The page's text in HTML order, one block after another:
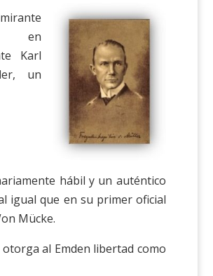
en
Karl
un
hábil y un auténtico
igual que en su primer oficial
Mücke.
otorga al Emden libertad como